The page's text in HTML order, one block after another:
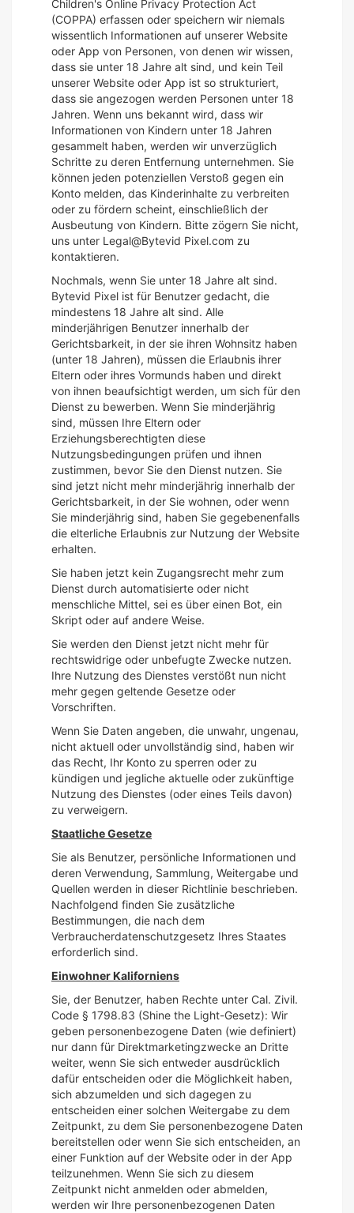
Children's Online Privacy Protection Act
(COPPA) erfassen oder speichern wir niemals
wissentlich Informationen auf unserer Website
oder App von Personen, von denen wir wissen,
dass sie unter 18 Jahre alt sind, und kein Teil
unserer Website oder App ist so strukturiert,
dass sie angezogen werden Personen unter 18
Jahren. Wenn uns bekannt wird, dass wir
Informationen von Kindern unter 18 Jahren
gesammelt haben, werden wir unverzüglich
Schritte zu deren Entfernung unternehmen. Sie
können jeden potenziellen Verstoß gegen ein
Konto melden, das Kinderinhalte zu verbreiten
oder zu fördern scheint, einschließlich der
Ausbeutung von Kindern. Bitte zögern Sie nicht,
uns unter Legal@Bytevid Pixel.com zu
kontaktieren.
Nochmals, wenn Sie unter 18 Jahre alt sind.
Bytevid Pixel ist für Benutzer gedacht, die
mindestens 18 Jahre alt sind. Alle
minderjährigen Benutzer innerhalb der
Gerichtsbarkeit, in der sie ihren Wohnsitz haben
(unter 18 Jahren), müssen die Erlaubnis ihrer
Eltern oder ihres Vormunds haben und direkt
von ihnen beaufsichtigt werden, um sich für den
Dienst zu bewerben. Wenn Sie minderjährig
sind, müssen Ihre Eltern oder
Erziehungsberechtigten diese
Nutzungsbedingungen prüfen und ihnen
zustimmen, bevor Sie den Dienst nutzen. Sie
sind jetzt nicht mehr minderjährig innerhalb der
Gerichtsbarkeit, in der Sie wohnen, oder wenn
Sie minderjährig sind, haben Sie gegebenenfalls
die elterliche Erlaubnis zur Nutzung der Website
erhalten.
Sie haben jetzt kein Zugangsrecht mehr zum
Dienst durch automatisierte oder nicht
menschliche Mittel, sei es über einen Bot, ein
Skript oder auf andere Weise.
Sie werden den Dienst jetzt nicht mehr für
rechtswidrige oder unbefugte Zwecke nutzen.
Ihre Nutzung des Dienstes verstößt nun nicht
mehr gegen geltende Gesetze oder
Vorschriften.
Wenn Sie Daten angeben, die unwahr, ungenau,
nicht aktuell oder unvollständig sind, haben wir
das Recht, Ihr Konto zu sperren oder zu
kündigen und jegliche aktuelle oder zukünftige
Nutzung des Dienstes (oder eines Teils davon)
zu verweigern.
Staatliche Gesetze
Sie als Benutzer, persönliche Informationen und
deren Verwendung, Sammlung, Weitergabe und
Quellen werden in dieser Richtlinie beschrieben.
Nachfolgend finden Sie zusätzliche
Bestimmungen, die nach dem
Verbraucherdatenschutzgesetz Ihres Staates
erforderlich sind.
Einwohner Kaliforniens
Sie, der Benutzer, haben Rechte unter Cal. Zivil.
Code § 1798.83 (Shine the Light-Gesetz): Wir
geben personenbezogene Daten (wie definiert)
nur dann für Direktmarketingzwecke an Dritte
weiter, wenn Sie sich entweder ausdrücklich
dafür entscheiden oder die Möglichkeit haben,
sich abzumelden und sich dagegen zu
entscheiden einer solchen Weitergabe zu dem
Zeitpunkt, zu dem Sie personenbezogene Daten
bereitstellen oder wenn Sie sich entscheiden, an
einer Funktion auf der Website oder in der App
teilzunehmen. Wenn Sie sich zu diesem
Zeitpunkt nicht anmelden oder abmelden,
werden wir Ihre personenbezogenen Daten